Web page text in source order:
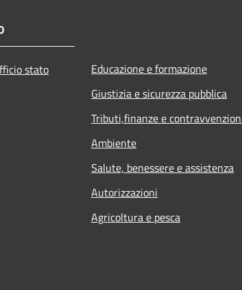
stato
Educazione e formazione
Giustizia e sicurezza pubblica
Tributi,finanze e
Ambiente
Salute, benessere e assistenza
Autorizzazioni
Agricoltura e pesca